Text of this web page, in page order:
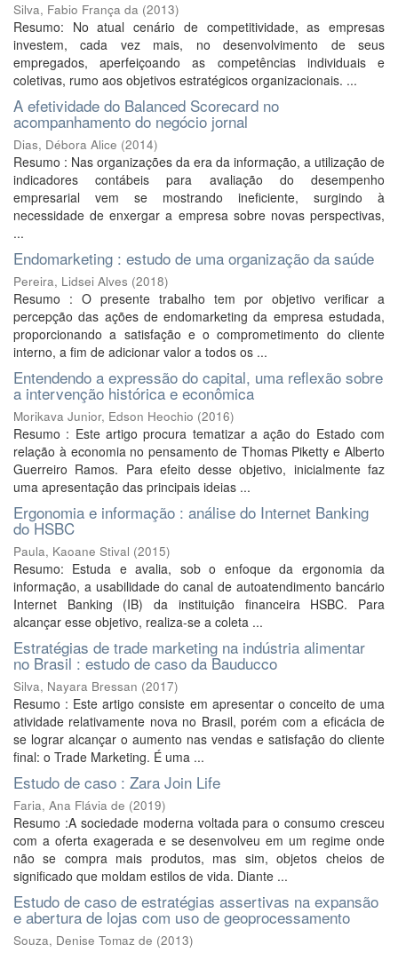
Silva, Fabio França da (2013)
Resumo: No atual cenário de competitividade, as empresas
investem, cada vez mais, no desenvolvimento de seus
empregados, aperfeiçoando as competências individuais e
coletivas, rumo aos objetivos estratégicos organizacionais. ...
A efetividade do Balanced Scorecard no
acompanhamento do negócio jornal
Dias, Débora Alice (2014)
Resumo : Nas organizações da era da informação, a utilização de
indicadores contábeis para avaliação do desempenho
empresarial vem se mostrando ineficiente, surgindo à
necessidade de enxergar a empresa sobre novas perspectivas,
...
Endomarketing : estudo de uma organização da saúde
Pereira, Lidsei Alves (2018)
Resumo : O presente trabalho tem por objetivo verificar a
percepção das ações de endomarketing da empresa estudada,
proporcionando a satisfação e o comprometimento do cliente
interno, a fim de adicionar valor a todos os ...
Entendendo a expressão do capital, uma reflexão sobre
a intervenção histórica e econômica
Morikava Junior, Edson Heochio (2016)
Resumo : Este artigo procura tematizar a ação do Estado com
relação à economia no pensamento de Thomas Piketty e Alberto
Guerreiro Ramos. Para efeito desse objetivo, inicialmente faz
uma apresentação das principais ideias ...
Ergonomia e informação : análise do Internet Banking
do HSBC
Paula, Kaoane Stival (2015)
Resumo: Estuda e avalia, sob o enfoque da ergonomia da
informação, a usabilidade do canal de autoatendimento bancário
Internet Banking (IB) da instituição financeira HSBC. Para
alcançar esse objetivo, realiza-se a coleta ...
Estratégias de trade marketing na indústria alimentar
no Brasil : estudo de caso da Bauducco
Silva, Nayara Bressan (2017)
Resumo : Este artigo consiste em apresentar o conceito de uma
atividade relativamente nova no Brasil, porém com a eficácia de
se lograr alcançar o aumento nas vendas e satisfação do cliente
final: o Trade Marketing. É uma ...
Estudo de caso : Zara Join Life
Faria, Ana Flávia de (2019)
Resumo :A sociedade moderna voltada para o consumo cresceu
com a oferta exagerada e se desenvolveu em um regime onde
não se compra mais produtos, mas sim, objetos cheios de
significado que moldam estilos de vida. Diante ...
Estudo de caso de estratégias assertivas na expansão
e abertura de lojas com uso de geoprocessamento
Souza, Denise Tomaz de (2013)